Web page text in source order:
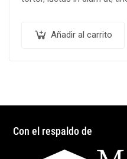
Añadir al carrito
Con el respaldo de